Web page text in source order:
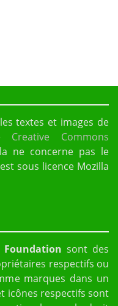
textes et images de
Creative Commons
ne concerne pas le
sous licence Mozilla
Foundation sont des
respectifs ou
marques dans un
icônes respectifs sont